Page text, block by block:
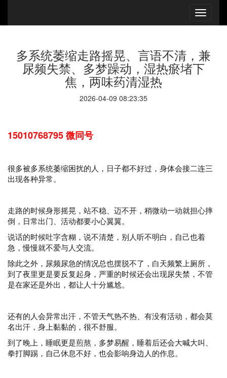
多系统萎缩走路摇晃、言语不清，兼
尿频失禁、多梦躁动，湿热瘀堵下
焦，两味药清湿热
2026-04-09 08:23:35
15010768795 微同号
很多被多系统萎缩困扰的人，日子都不好过，身体会接二连三
出现各种异常。
走路的时候身形摇晃，站不稳、迈不开，稍微动一动就担心摔
倒，日常出门、活动都要小心翼翼。
说话的时候吐字含糊，说不清楚，别人听不明白，自己也着
急，慢慢就不爱与人交流。
除此之外，尿频尿急的情况总也摆脱不了，白天频繁上厕所，
到了夜里更是要反复起身，严重的时候还会出现尿失禁，不管
是在家还是外出，都让人十分尴尬。
还有的人会异常出汗，不管天气热不热、有没有活动，都会莫
名出汗，身上黏黏的，很不舒服。
到了晚上，睡眠更是煎熬，多梦易醒，睡着后还会大喊大叫、
拳打脚踢，自己休息不好，也会影响身边人的作息。